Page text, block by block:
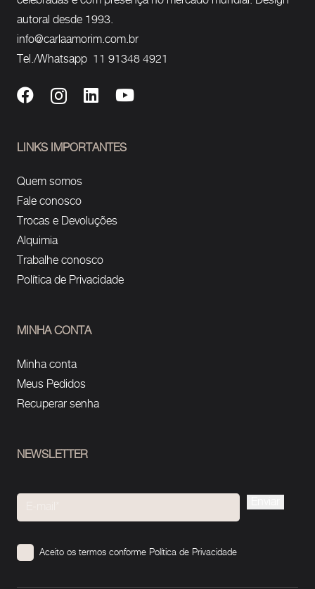
autoral desde 1993.
info@carlaamorim.com.br
Tel./Whatsapp 11 91348 4921
LINKS IMPORTANTES
Quem somos
Fale conosco
Trocas e Devoluções
Alquimia
Trabalhe conosco
Política de Privacidade
MINHA CONTA
Minha conta
Meus Pedidos
Recuperar senha
NEWSLETTER
Aceito os termos conforme Política de Privacidade